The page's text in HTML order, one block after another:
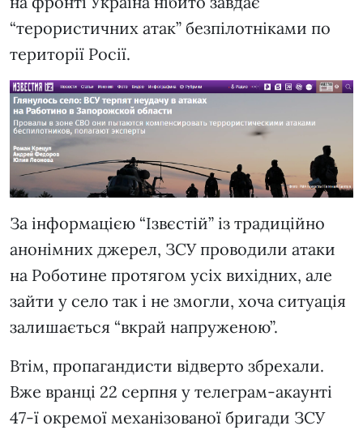
“терористичних атак” безпілотніками по
території Росії.
За інформацією “Ізвєстій” із традиційно
анонімних джерел, ЗСУ проводили атаки
на Роботине протягом усіх вихідних, але
зайти у село так і не змогли, хоча ситуація
залишається “вкрай напруженою”.
Втім, пропагандисти відверто збрехали.
Вже вранці 22 серпня у телеграм-акаунті
47-ї окремої механізованої бригади ЗСУ